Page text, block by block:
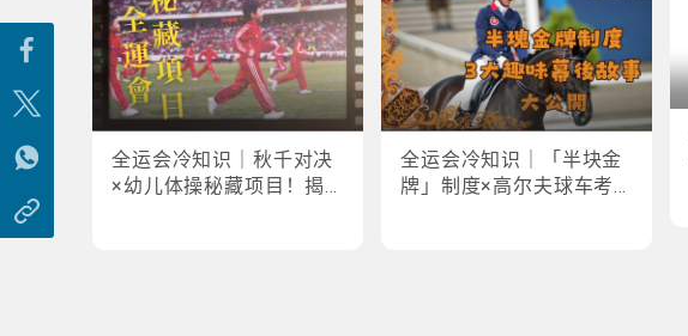
全运会冷知识｜秋千对决
×幼儿体操秘藏项目！揭
全运会冷知识｜「半块金
牌」制度×高尔夫球车考